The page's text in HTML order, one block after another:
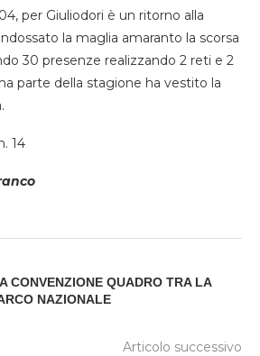
per Giuliodori è un ritorno alla
la maglia amaranto la scorsa
30 presenze realizzando 2 reti e 2
parte della stagione ha vestito la
14
CONVENZIONE QUADRO TRA LA
NAZIONALE
Articolo successivo